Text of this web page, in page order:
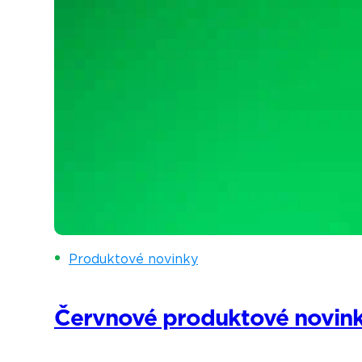
Produktové novinky
Červnové produktové